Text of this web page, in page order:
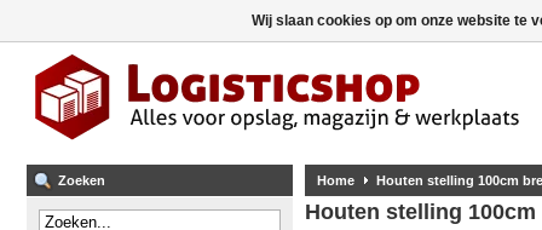
Zoeken Home Houten stelling 100cm
Houten stelling
Wij slaan cookies op om onze website te